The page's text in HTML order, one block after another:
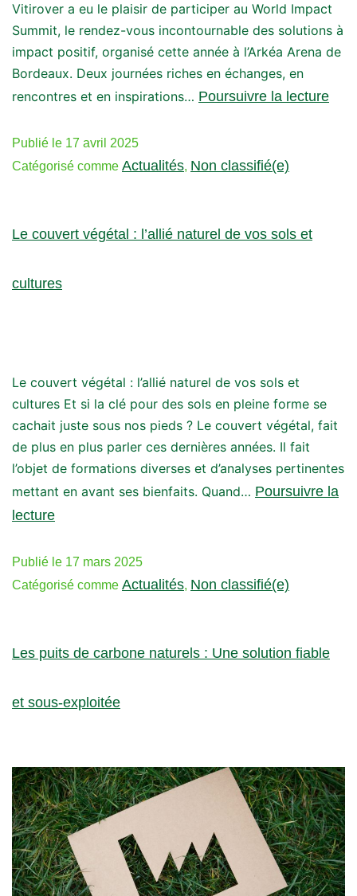
Vitirover a eu le plaisir de participer au World Impact
Summit, le rendez-vous incontournable des solutions à
impact positif, organisé cette année à l’Arkéa Arena de
Bordeaux. Deux journées riches en échanges, en
rencontres et en inspirations… Poursuivre la lecture
Publié le 17 avril 2025
Catégorisé comme Actualités, Non classifié(e)
Le couvert végétal : l’allié naturel de vos sols et
cultures
Le couvert végétal : l’allié naturel de vos sols et
cultures Et si la clé pour des sols en pleine forme se
cachait juste sous nos pieds ? Le couvert végétal, fait
de plus en plus parler ces dernières années. Il fait
l’objet de formations diverses et d’analyses pertinentes
mettant en avant ses bienfaits. Quand… Poursuivre la
lecture
Publié le 17 mars 2025
Catégorisé comme Actualités, Non classifié(e)
Les puits de carbone naturels : Une solution fiable
et sous-exploitée